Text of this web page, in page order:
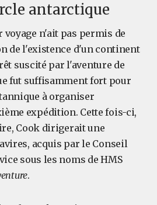
antarctique
n'ait pas permis de
de l'existence d'un continent
suscité par l'aventure de
fut suffisamment fort pour
à organiser
expédition. Cette fois-ci,
Cook dirigerait une
acquis par le Conseil
sous les noms de HMS
.